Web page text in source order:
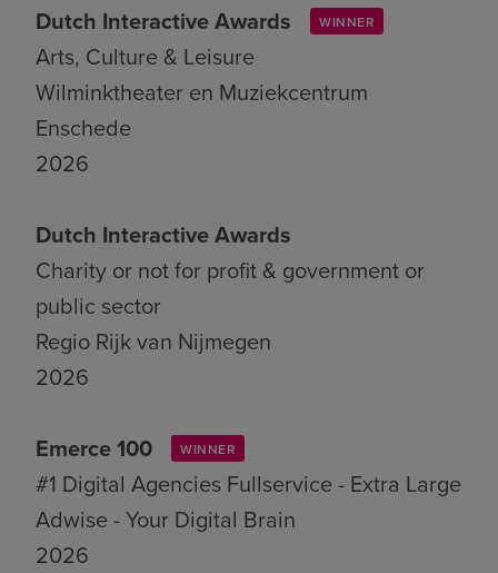
Dutch Interactive Awards WINNER
Arts, Culture & Leisure
Wilminktheater en Muziekcentrum
Enschede
2026
Dutch Interactive Awards
Charity or not for profit & government or
public sector
Regio Rijk van Nijmegen
2026
Emerce 100 WINNER
#1 Digital Agencies Fullservice - Extra Large
Adwise - Your Digital Brain
2026